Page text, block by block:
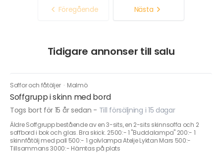
Föregående Nästa
Tidigare annonser till salu
Soffor och fåtöljer · Malmö
Soffgrupp i skinn med bord
Togs bort för 15 år sedan - Till försäljning i 15 dagar
Äldre Soffgrupp bestående av en 3-sits, en 2-sits skinnsoffa och 2
soffbord i bok och glas. Bra skick. 2500:- 1 "Buddalampa" 200:- 1
skinnfåtölj med pall 500:- 1 golvlampa Atelje Lyktan Mars 500:-
Tillsammans 3000:- Hämtas på plats